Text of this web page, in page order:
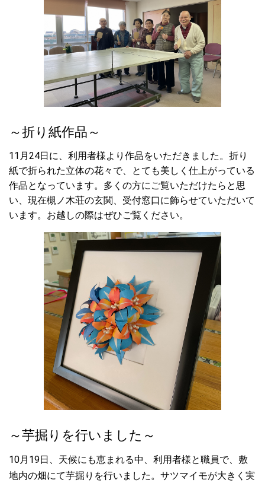
避けるため２グループに分かれて納涼喫茶として行いました。ビ
ールに枝豆や唐揚げ、コーヒーにお菓子などを提供し、少しの時
間ですが暑さを忘れ、みなさん楽しく会話が弾んでいました。
2021.07.14
☆ワクチン接種がスタートしました。 本日からワクチン1回目の
接種がスタートしました。３グループに分かれて順次行っていき
ます。 希望される方には2回の接種を滞なく行えるよう、調整し
実施していきます。
2021.06.02
☆槻ノ木荘祭を行いました。 槻ノ木荘は今年創立50年を迎えま
す。槻ノ木荘祭も今回50回目と節目の催しであり、たくさんの関
係者、ご家族をお呼びして盛大に行う予定でしたが、コロナ禍で
感染拡大を防ぐためになくなく入居者のみなさんと職員のみで行
いました。来年はぜひ安心して皆様をお呼びできることを切に願
います。
2021.05.04
☆しょうぶ湯に入りました。 槻ノ木荘ではその季節に合わせた
取り組みを行っています。今回は二日間に分かれて「しょうぶ
湯」を行いました。なかなか外出ができない中ではありますが、
利用者のみなさんには好評で「生き返ったー」「ああ、気持ちい
いわ～」ととても喜ばれていました。
☆マナー研修を行いました。 新年度となり、また新しい職員を
迎え、改めて職員間のコミュニケーションのあり方、接遇やマナ
ーについての研修を行いました。 職員間で、声をかけあったり
対応してもらった際、「助かったな。ありがたいな。心地いい
な」と思ったことを付箋に書き、それを会議の場で読み上げま
す。反対に「この対応はしんどかった。悲しくなるな」と思う職
いことが言えない」ことがありますが、心地いい対応は継続し推
ては職員全体で意識をして無くしていこうと職員間で確認し合い
ました。 「風通しの良い、働きやすい職場環境」を作っていくこ
～折り紙作品～
11 月 24日に、利用者様より作品をいただきました。折り
紙で折られた立体の花々で、とても美しく仕上がっている
作品となっています。多くの方にご覧いただけたらと思
い、現在槻ノ木荘の玄関、受付窓口に飾らせていただいて
います。お越しの際はぜひご覧ください。
～芋掘りを行いました～
10月 19日、天候にも恵まれる中、利用者様と職員で、敷
地内の畑にて芋掘りを行いました。サツマイモが大きく実